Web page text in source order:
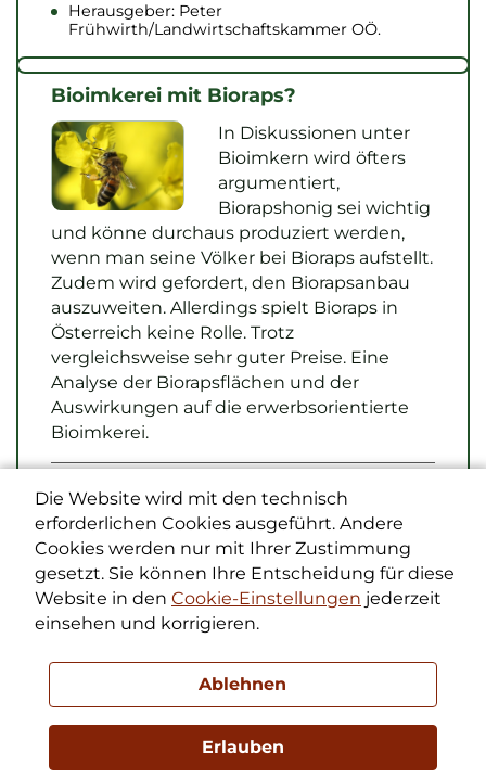
Herausgeber: Peter
Frühwirth/Landwirtschaftskammer OÖ.
Bioimkerei mit Bioraps?
In Diskussionen unter
Bioimkern wird öfters
argumentiert,
Biorapshonig sei wichtig
und könne durchaus produziert werden,
wenn man seine Völker bei Bioraps aufstellt.
Zudem wird gefordert, den Biorapsanbau
auszuweiten. Allerdings spielt Bioraps in
Österreich keine Rolle. Trotz
vergleichsweise sehr guter Preise. Eine
Analyse der Biorapsflächen und der
Auswirkungen auf die erwerbsorientierte
Bioimkerei.
Bioimkerei mit Bioraps? (PDF 0.32 MB)
Herausgeber: Peter Frühwirth
Bienen ist Raps nicht egal
Für die Imkerei ist Raps
Tracht. In Oberösterreich
herausragende
Bedeutung für den Erfolg in der
einkommensorientierten Imkerei. In den
Die Website wird mit den technisch
erforderlichen Cookies ausgeführt. Andere
Cookies werden nur mit Ihrer Zustimmung
gesetzt. Sie können Ihre Entscheidung für diese
Website in den Cookie-Einstellungen jederzeit
einsehen und korrigieren.
Ablehnen
Erlauben